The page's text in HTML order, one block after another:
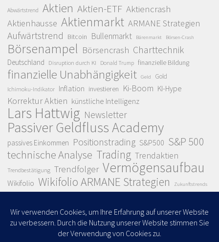
Abwärtstrend Aktien Aktien-ETF Aktiencrash
Aktienhausse Aktienmarkt ARMANE Strategien
Aufwärtstrend Bitcoin Bullenmarkt Bärenmarkt Börsen-Crash
Börsenampel Börsencrash Charttechnik
Deutschland Disruption durch KI Donald Trump finanzielle Bildung
finanzielle Unabhängigkeit Geld Gold
Ichimoku-Indikator Inflation investieren Ki-Boom KI-Hype
Korrektur Aktien künstliche Intelligenz
Lars Hattwig Newsletter
Passiver Geldfluss Academy
passives Einkommen Positionstrading S&P500 S&P 500
technische Analyse Trading Trendaktien
Trendbestätigung Trendfolger Vermögensaufbau
Wikifolio Wikifolio ARMANE Strategien Zukunftstrends